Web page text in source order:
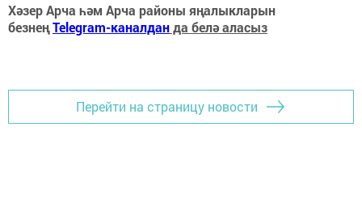
Хәзер Арча һәм Арча районы яңалыкларын
безнеңTelegram-каналданда белә аласыз
Перейти на страницу новости